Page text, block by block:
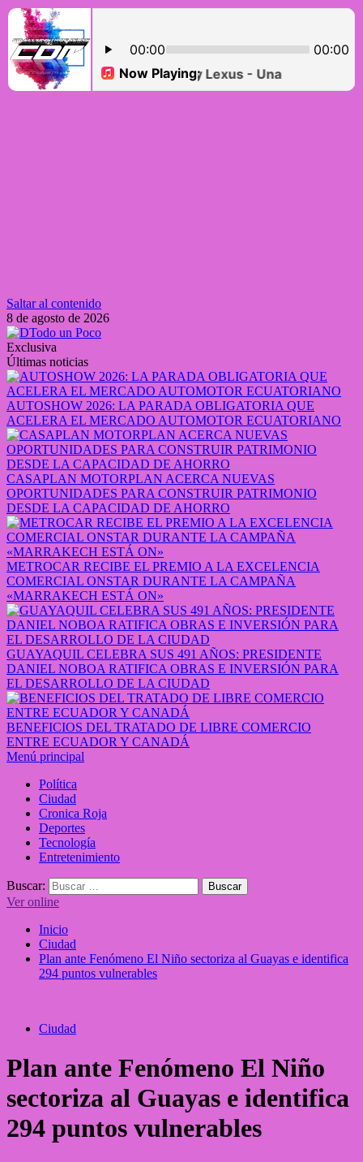
Saltar al contenido
8 de agosto de 2026
Exclusiva
Últimas noticias
AUTOSHOW 2026: LA PARADA OBLIGATORIA QUE
ACELERA EL MERCADO AUTOMOTOR ECUATORIANO
CASAPLAN MOTORPLAN ACERCA NUEVAS
OPORTUNIDADES PARA CONSTRUIR PATRIMONIO
DESDE LA CAPACIDAD DE AHORRO
METROCAR RECIBE EL PREMIO A LA EXCELENCIA
COMERCIAL ONSTAR DURANTE LA CAMPAÑA
«MARRAKECH ESTÁ ON»
GUAYAQUIL CELEBRA SUS 491 AÑOS: PRESIDENTE
DANIEL NOBOA RATIFICA OBRAS E INVERSIÓN PARA
EL DESARROLLO DE LA CIUDAD
BENEFICIOS DEL TRATADO DE LIBRE COMERCIO
ENTRE ECUADOR Y CANADÁ
Menú principal
Política
Ciudad
Cronica Roja
Deportes
Tecnología
Entretenimiento
Buscar:
Ver online
Inicio
Ciudad
Plan ante Fenómeno El Niño sectoriza al Guayas e identifica
294 puntos vulnerables
Ciudad
Plan ante Fenómeno El Niño
sectoriza al Guayas e identifica
294 puntos vulnerables